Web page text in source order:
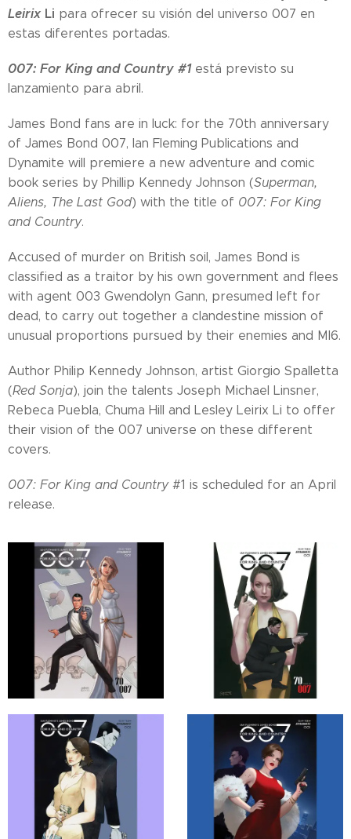
Leirix Li para ofrecer su visión del universo 007 en
estas diferentes portadas.
007: For King and Country #1está previsto su
lanzamiento para abril.
James Bond fans are in luck: for the 70th anniversary
of James Bond 007, Ian Fleming Publications and
Dynamite will premiere a new adventure and comic
book series by Phillip Kennedy Johnson (Superman,
Aliens, The Last God) with the title of 007: For King
and Country.
Accused of murder on British soil, James Bond is
classified as a traitor by his own government and flees
with agent 003 Gwendolyn Gann, presumed left for
dead, to carry out together a clandestine mission of
unusual proportions pursued by their enemies and MI6.
Author Philip Kennedy Johnson, artist Giorgio Spalletta
(Red Sonja), join the talents Joseph Michael Linsner,
Rebeca Puebla, Chuma Hill and Lesley Leirix Li to offer
their vision of the 007 universe on these different
covers.
007: For King and Country#1 is scheduled for an April
release.